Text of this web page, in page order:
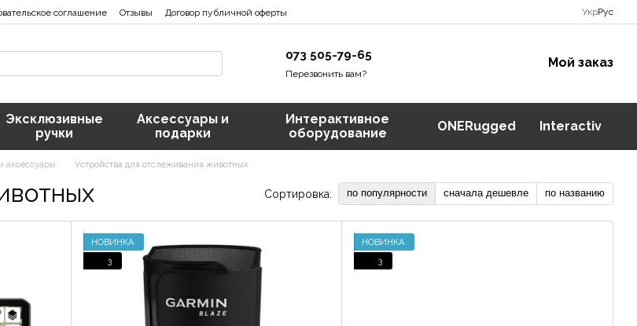
соглашение Отзывы Договор публичной оферты УкрРус
073 505-79-65
Перезвонить вам?
Мой заказ
Эксклюзивные
ручки
Аксессуары и
подарки
Интерактивное
оборудование
ONERugged Interactiv
аксессуары Устройства для отслеживания животных
Сортировка: по популярности сначала дешевле по названию
НОВИНКА
3
НОВИНКА
3